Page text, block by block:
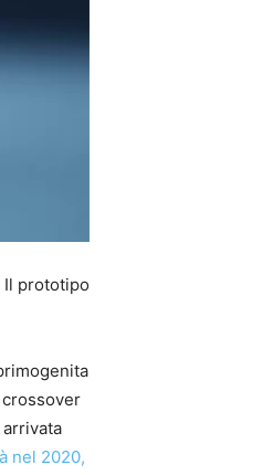
Il prototipo
crossover
nel 2020,